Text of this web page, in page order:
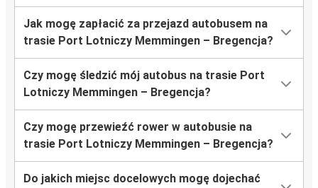
Jak mogę zapłacić za przejazd autobusem na
trasie Port Lotniczy Memmingen – Bregencja?
Czy mogę śledzić mój autobus na trasie Port
Lotniczy Memmingen – Bregencja?
Czy mogę przewieźć rower w autobusie na
trasie Port Lotniczy Memmingen – Bregencja?
Do jakich miejsc docelowych mogę dojechać